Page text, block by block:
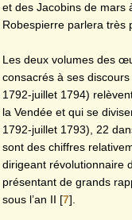
et des Jacobins de mars
Robespierre parlera très
Les deux volumes des
consacrés à ses
1792-juillet 1794)
la Vendée et qui se
1792-juillet 1793), 22
sont des chiffres
dirigeant révolutionnaire
présentant de grands
sous l’an II [7]